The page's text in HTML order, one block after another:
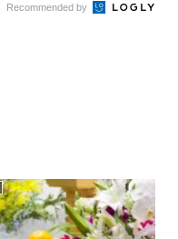
Recommended by